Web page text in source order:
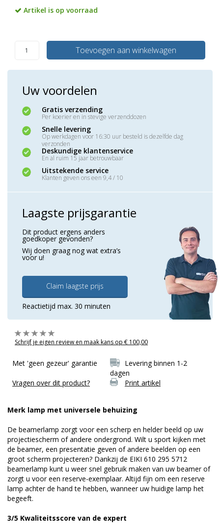
Artikel is op voorraad
Toevoegen aan winkelwagen
Uw voordelen
Gratis verzending
Per koerier en in stevige verzenddozen
Snelle levering
Op werkdagen voor 16:30 uur besteld is dezelfde dag
verzonden
Deskundige klantenservice
En al ruim 15 jaar betrouwbaar
Uitstekende service
Klanten geven ons een 9,4 / 10
Laagste prijsgarantie
Dit product ergens anders
goedkoper gevonden?
Wij doen graag nog wat extra’s
voor u!
Claim laagste prijs
Reactietijd max. 30 minuten
Schrijf je eigen review en maak kans op € 100,00
Met 'geen gezeur' garantie
Levering binnen 1-2
dagen
Vragen over dit product?
Print artikel
Merk lamp met universele behuizing
De beamerlamp zorgt voor een scherp en helder beeld op uw
projectiescherm of andere ondergrond. Wilt u sport kijken met
de beamer, een presentatie geven of andere beelden op een
groot scherm projecteren? Dankzij de EIKI 610 295 5712
beamerlamp kunt u weer snel gebruik maken van uw beamer of
zorgt u voor een reserve-exemplaar. Altijd fijn om een reserve
lamp achter de hand te hebben, wanneer uw huidige lamp het
begeeft.
3/5 Kwaliteitsscore van de expert